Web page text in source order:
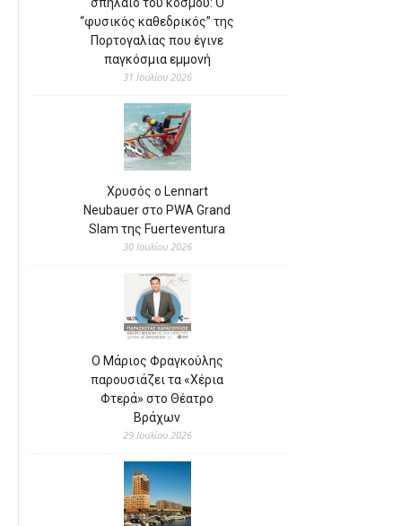
“φυσικός καθεδρικός” της
Πορτογαλίας που έγινε
παγκόσμια εμμονή
31 Ιουλίου 2026
Χρυσός ο Lennart
Neubauer στο PWA Grand
Slam της Fuerteventura
30 Ιουλίου 2026
Ο Μάριος Φραγκούλης
παρουσιάζει τα «Χέρια
Φτερά» στο Θέατρο
Βράχων
29 Ιουλίου 2026